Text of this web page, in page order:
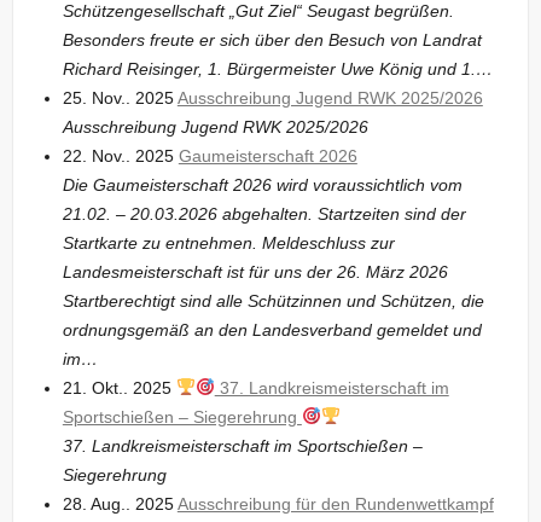
Schützengesellschaft „Gut Ziel“ Seugast begrüßen.
Besonders freute er sich über den Besuch von Landrat
Richard Reisinger, 1. Bürgermeister Uwe König und 1.…
25. Nov.. 2025Ausschreibung Jugend RWK 2025/2026
Ausschreibung Jugend RWK 2025/2026
22. Nov.. 2025 Gaumeisterschaft 2026
Die Gaumeisterschaft 2026 wird voraussichtlich vom
21.02. – 20.03.2026 abgehalten. Startzeiten sind der
Startkarte zu entnehmen. Meldeschluss zur
Landesmeisterschaft ist für uns der 26. März 2026
Startberechtigt sind alle Schützinnen und Schützen, die
ordnungsgemäß an den Landesverband gemeldet und
im…
21. Okt.. 2025
37. Landkreismeisterschaft im
Sportschießen – Siegerehrung
37. Landkreismeisterschaft im Sportschießen –
Siegerehrung
28. Aug.. 2025Ausschreibung für den Rundenwettkampf